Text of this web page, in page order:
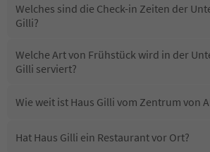
Welches sind die Check-in Zeiten der
Gilli?
Welche Art von Frühstück wird in der
Gilli serviert?
Wie weit ist Haus Gilli vom Zentrum von
Hat Haus Gilli ein Restaurant vor Ort?